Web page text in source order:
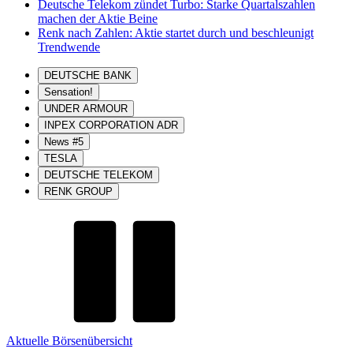
Deutsche Telekom zündet Turbo: Starke Quartalszahlen
machen der Aktie Beine
Renk nach Zahlen: Aktie startet durch und beschleunigt
Trendwende
DEUTSCHE BANK
Sensation!
UNDER ARMOUR
INPEX CORPORATION ADR
News #5
TESLA
DEUTSCHE TELEKOM
RENK GROUP
Aktuelle Börsenübersicht